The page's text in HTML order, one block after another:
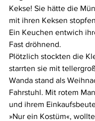
Kekse! Sie hätte die
mit ihren Keksen
Ein Keuchen entwich
Fast dröhnend.
Plötzlich stockten die
starrten sie mit
Wanda stand als
Fahrstuhl. Mit rotem
und ihrem
»Nur ein Kostüm«,